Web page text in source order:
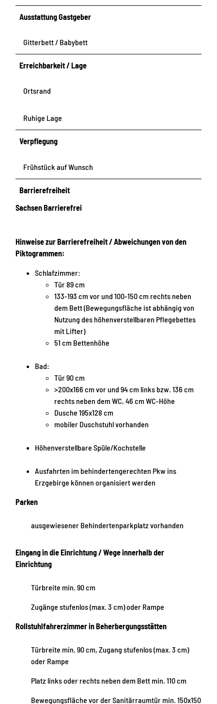
Ausstattung Gastgeber
Gitterbett / Babybett
Erreichbarkeit / Lage
Ortsrand
Ruhige Lage
Verpflegung
Frühstück auf Wunsch
Barrierefreiheit
Sachsen Barrierefrei
Hinweise zur Barrierefreiheit / Abweichungen von den
Piktogrammen:
Schlafzimmer:
Tür 89 cm
133-193 cm vor und 100-150 cm rechts neben
dem Bett (Bewegungsfläche ist abhängig von
Nutzung des höhenverstellbaren Pflegebettes
mit Lifter)
51 cm Bettenhöhe
Bad:
Tür 90 cm
>200x166 cm vor und 94 cm links bzw. 136 cm
rechts neben dem WC, 46 cm WC-Höhe
Dusche 195x128 cm
mobiler Duschstuhl vorhanden
Höhenverstellbare Spüle/Kochstelle
Ausfahrten im behindertengerechten Pkw ins
Erzgebirge können organisiert werden
Parken
ausgewiesener Behindertenparkplatz vorhanden
Eingang in die Einrichtung / Wege innerhalb der
Einrichtung
Türbreite min. 90 cm
Zugänge stufenlos (max. 3 cm) oder Rampe
Rollstuhlfahrerzimmer in Beherbergungsstätten
Türbreite min. 90 cm, Zugang stufenlos (max. 3 cm)
oder Rampe
Platz links oder rechts neben dem Bett min. 110 cm
Bewegungsfläche vor der Sanitärraumtür min. 150x150